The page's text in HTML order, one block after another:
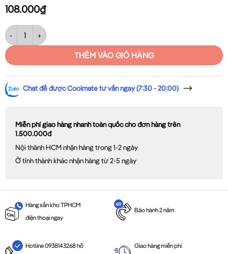
108.000₫
Đèn Downlight LED gắn trần Mezon-R MZR125/11 số lượng
THÊM VÀO GIỎ HÀNG
Chat để được Coolmate tư vấn ngay (7:30 - 20:00)
Miễn phí giao hàng nhanh toàn quốc cho đơn hàng trên
1.500.000đ
Nội thành HCM nhận hàng trong 1-2 ngày
Ở tỉnh thành khác nhận hàng từ 2-5 ngày
Hàng sẵn kho TPHCM
điện thoại ngay
Bảo hành 2 năm
Hotline 0938143268 hỗ
Giao hàng miễn phí